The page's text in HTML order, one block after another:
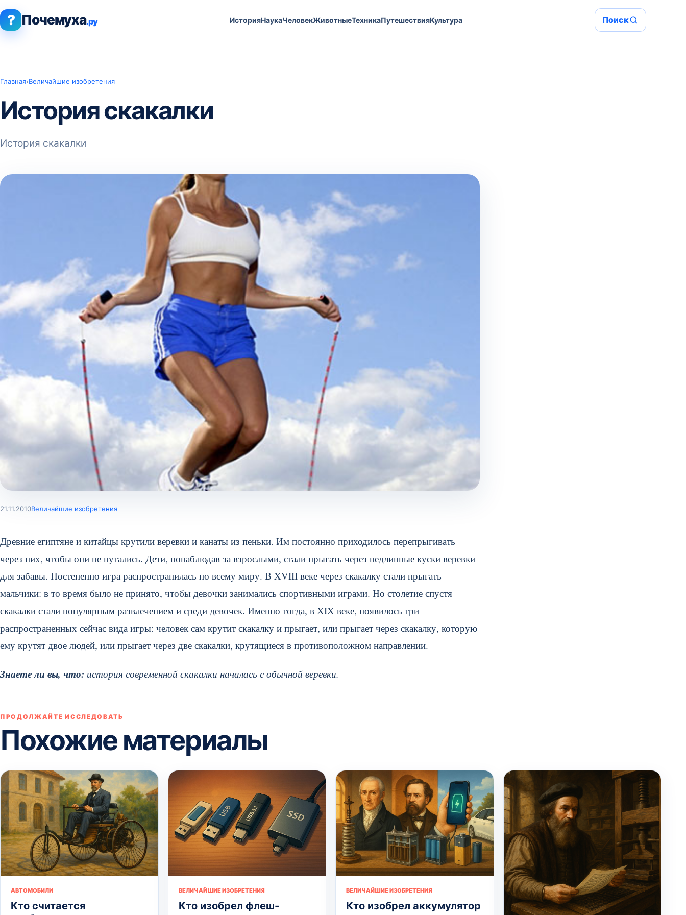
? Почемуха.ру ИсторияНаукаЧеловекЖивотныеТехникаПутешествияКультура Поиск
Главная›Величайшие изобретения
История скакалки
История скакалки
21.11.2010Величайшие изобретения
Древние египтяне и китайцы крутили веревки и канаты из пеньки. Им постоянно приходилось перепрыгивать
через них, чтобы они не путались. Дети, понаблюдав за взрослыми, стали прыгать через недлинные куски веревки
для забавы. Постепенно игра распространилась по всему миру. В XVIII веке через скакалку стали прыгать
мальчики: в то время было не принято, чтобы девочки занимались спортивными играми. Но столетие спустя
скакалки стали популярным развлечением и среди девочек. Именно тогда, в XIX веке, появилось три
распространенных сейчас вида игры: человек сам крутит скакалку и прыгает, или прыгает через скакалку, которую
ему крутят двое людей, или прыгает через две скакалки, крутящиеся в противоположном направлении.
Знаете ли вы, что: история современной скакалки началась с обычной веревки.
ПРОДОЛЖАЙТЕ ИССЛЕДОВАТЬ
Похожие материалы
АВТОМОБИЛИ
Кто считается
ВЕЛИЧАЙШИЕ ИЗОБРЕТЕНИЯ
Кто изобрел флеш-
ВЕЛИЧАЙШИЕ ИЗОБРЕТЕНИЯ
Кто изобрел аккумулятор